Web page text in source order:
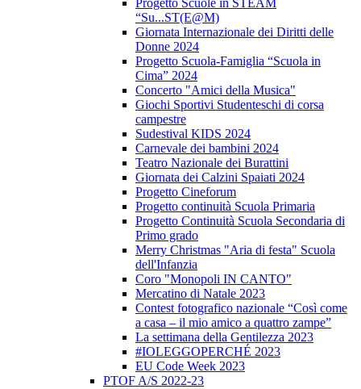
Progetto Scuole in STEAM
“Su...ST(E@M)
Giornata Internazionale dei Diritti delle
Donne 2024
Progetto Scuola-Famiglia “Scuola in
Cima” 2024
Concerto "Amici della Musica"
Giochi Sportivi Studenteschi di corsa
campestre
Sudestival KIDS 2024
Carnevale dei bambini 2024
Teatro Nazionale dei Burattini
Giornata dei Calzini Spaiati 2024
Progetto Cineforum
Progetto continuità Scuola Primaria
Progetto Continuità Scuola Secondaria di
Primo grado
Merry Christmas "Aria di festa" Scuola
dell'Infanzia
Coro "Monopoli IN CANTO"
Mercatino di Natale 2023
Contest fotografico nazionale “Così come
a casa – il mio amico a quattro zampe”
La settimana della Gentilezza 2023
#IOLEGGOPERCHÉ 2023
EU Code Week 2023
PTOF A/S 2022-23